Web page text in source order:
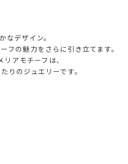
なデザイン。
フの魅力をさらに引き立てます。
アモチーフは、
りのジュエリーです。